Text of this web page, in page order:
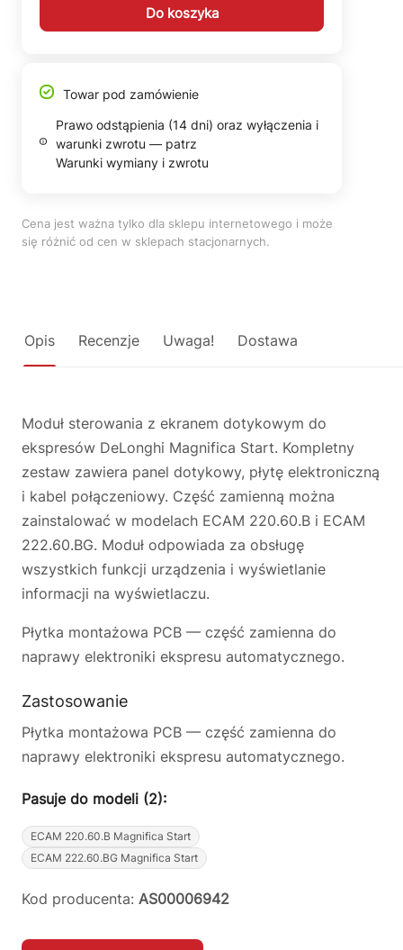
Do koszyka
Towar pod zamówienie
Prawo odstąpienia (14 dni) oraz wyłączenia i
warunki zwrotu — patrz
Warunki wymiany i zwrotu
Cena jest ważna tylko dla sklepu internetowego i może
się różnić od cen w sklepach stacjonarnych.
Opis Recenzje Uwaga! Dostawa
Moduł sterowania z ekranem dotykowym do
ekspresów DeLonghi Magnifica Start. Kompletny
zestaw zawiera panel dotykowy, płytę elektroniczną
i kabel połączeniowy. Część zamienną można
zainstalować w modelach ECAM 220.60.B i ECAM
222.60.BG. Moduł odpowiada za obsługę
wszystkich funkcji urządzenia i wyświetlanie
informacji na wyświetlaczu.
Płytka montażowa PCB — część zamienna do
naprawy elektroniki ekspresu automatycznego.
Zastosowanie
Płytka montażowa PCB — część zamienna do
naprawy elektroniki ekspresu automatycznego.
Pasuje do modeli (2):
ECAM 220.60.B Magnifica Start
ECAM 222.60.BG Magnifica Start
Kod producenta: AS00006942